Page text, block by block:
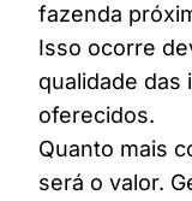
fazenda
Isso ocorre
qualidade das
oferecidos.
Quanto mais
será o valor.